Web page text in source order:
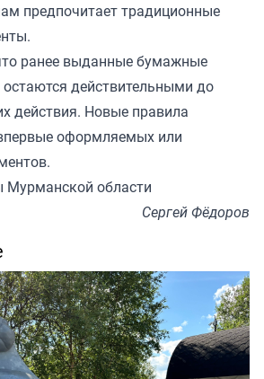
предпочитает традиционные
ранее выданные бумажные
действительными до
действия. Новые правила
оформляемых или
области
Сергей Фёдоров